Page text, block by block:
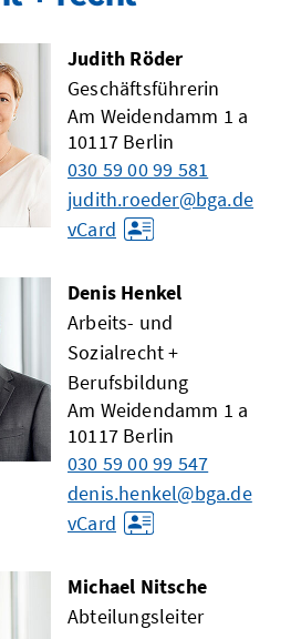
Judith Röder
Geschäftsführerin
Am Weidendamm 1 a
10117 Berlin
030 59 00 99 581
judith.roeder@bga.de
vCard
Denis Henkel
Arbeits- und
Sozialrecht +
Berufsbildung
Am Weidendamm 1 a
10117 Berlin
030 59 00 99 547
denis.henkel@bga.de
vCard
Michael Nitsche
Abteilungsleiter